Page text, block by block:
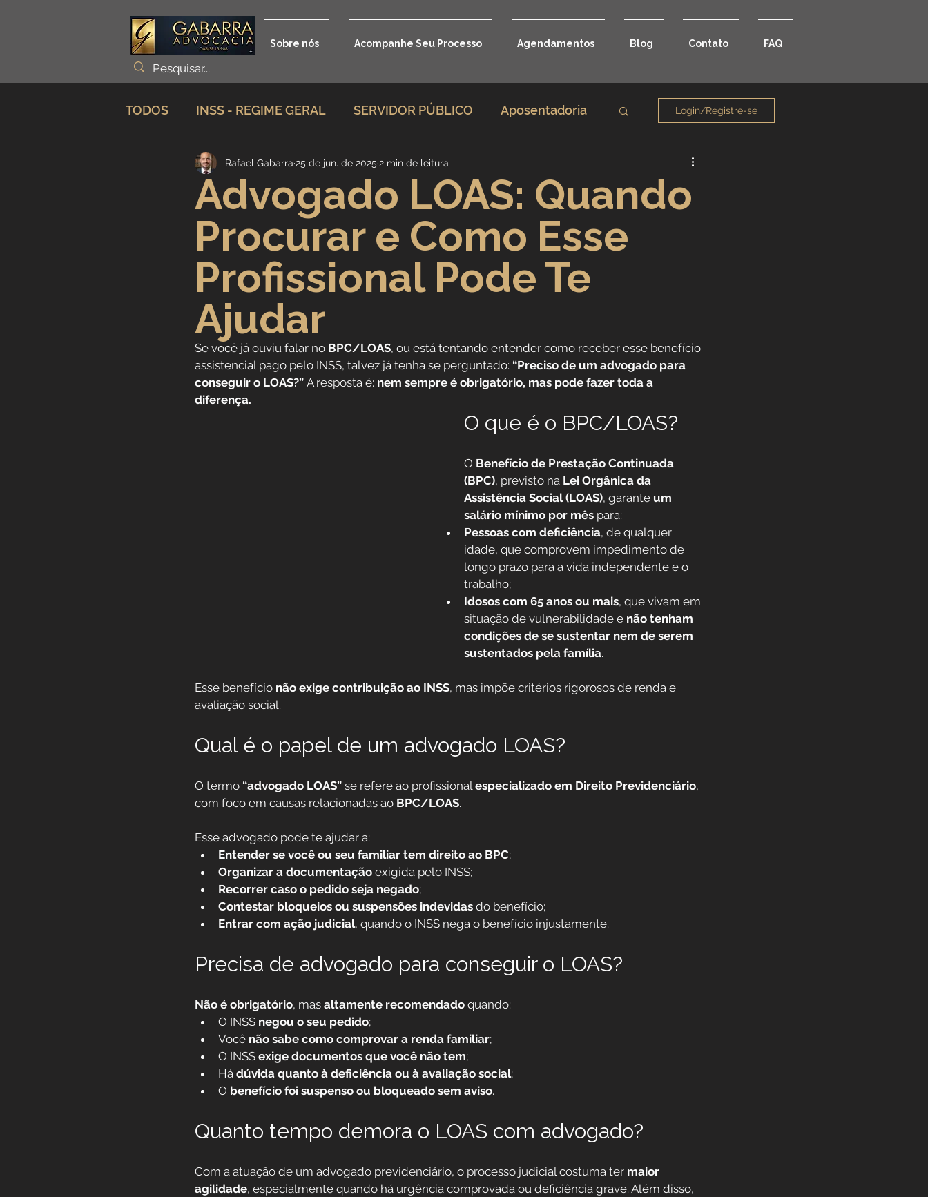
Sobre nós Acompanhe Seu Processo Agendamentos Blog Contato FAQ
TODOS INSS - REGIME GERAL SERVIDOR PÚBLICO Aposentadoria
Planejamento Previdenciário Direito Previdenciário
Incapacidade / Auxílio Benefícios por incapacidade
Aposentadoria Especial Aposentadoria por idade Carreira Jurídica
Previdência Internacional
Previdência para Trabalhadores Aposentadoria por Invalidez
Reforma da previdência
Login/Registre-se
Advogado LOAS: Quando
Procurar e Como Esse
Profissional Pode Te
Ajudar
Rafael Gabarra 25 de jun. de 2025 2 min de leitura
Se você já ouviu falar no BPC/LOAS, ou está tentando entender como receber esse benefício
assistencial pago pelo INSS, talvez já tenha se perguntado: “Preciso de um advogado para
conseguir o LOAS?” A resposta é: nem sempre é obrigatório, mas pode fazer toda a
diferença.
O que é o BPC/LOAS?
O Benefício de Prestação Continuada
(BPC), previsto na Lei Orgânica da
Assistência Social (LOAS), garante um
salário mínimo por mês para:
Pessoas com deficiência, de qualquer
idade, que comprovem impedimento de
longo prazo para a vida independente e o
trabalho;
Idosos com 65 anos ou mais, que vivam em
situação de vulnerabilidade e não tenham
condições de se sustentar nem de serem
sustentados pela família.
Esse benefício não exige contribuição ao INSS, mas impõe critérios rigorosos de renda e
avaliação social.
Qual é o papel de um advogado LOAS?
O termo “advogado LOAS” se refere ao profissional especializado em Direito Previdenciário,
com foco em causas relacionadas ao BPC/LOAS.
Esse advogado pode te ajudar a:
Entender se você ou seu familiar tem direito ao BPC;
Organizar a documentação exigida pelo INSS;
Recorrer caso o pedido seja negado;
Contestar bloqueios ou suspensões indevidas do benefício;
Entrar com ação judicial, quando o INSS nega o benefício injustamente.
Precisa de advogado para conseguir o LOAS?
Não é obrigatório, mas altamente recomendado quando:
O INSS negou o seu pedido;
Você não sabe como comprovar a renda familiar;
O INSS exige documentos que você não tem;
Há dúvida quanto à deficiência ou à avaliação social;
O benefício foi suspenso ou bloqueado sem aviso.
Quanto tempo demora o LOAS com advogado?
Com a atuação de um advogado previdenciário, o processo judicial costuma ter maior
agilidade, especialmente quando há urgência comprovada ou deficiência grave. Além disso,